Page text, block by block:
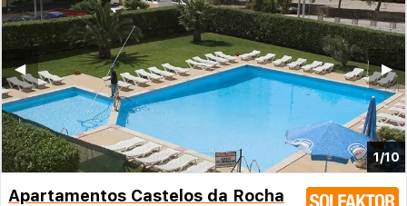
1/10
▶︎
◀︎
Apartamentos Castelos da Rocha